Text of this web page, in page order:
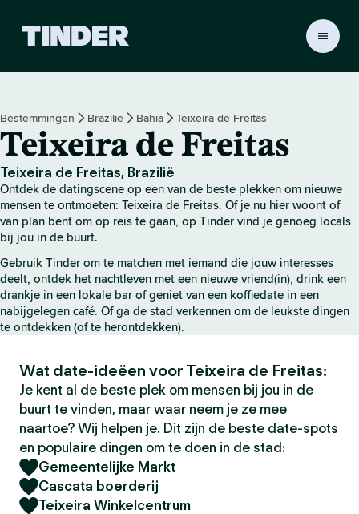
r
o
m
e
p
a
n
a
Bestemmingen Brazilië Bahia Teixeira de Freitas
Teixeira de Freitas
Teixeira de Freitas, Brazilië
Ontdek de datingscene op een van de beste plekken om nieuwe
mensen te ontmoeten: Teixeira de Freitas. Of je nu hier woont of
van plan bent om op reis te gaan, op Tinder vind je genoeg locals
bij jou in de buurt.
Gebruik Tinder om te matchen met iemand die jouw interesses
deelt, ontdek het nachtleven met een nieuwe vriend(in), drink een
drankje in een lokale bar of geniet van een koffiedate in een
nabijgelegen café. Of ga de stad verkennen om de leukste dingen
te ontdekken (of te herontdekken).
Wat date-ideëen voor Teixeira de Freitas:
Je kent al de beste plek om mensen bij jou in de
buurt te vinden, maar waar neem je ze mee
naartoe? Wij helpen je. Dit zijn de beste date-spots
en populaire dingen om te doen in de stad:
Gemeentelijke Markt
Cascata boerderij
Teixeira Winkelcentrum